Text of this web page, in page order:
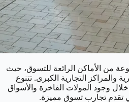
من الأماكن الرائعة للتسوق، حيث
والمراكز التجارية الكبرى. تتنوع
وجود المولات الفاخرة والأسواق
تقدم تجارب تسوق مميزة.